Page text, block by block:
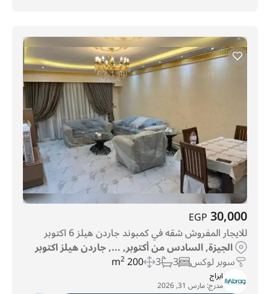
30,000
EGP
للايجار المفروش شقه في كمبوند جاردن هيلز 6 اكتوبر
الجيزة, السادس من أكتوبر, ..., جاردن هيلز اكتوبر
سوبر لوكس 3
3
200 m
2
ابراج
مدرج:مارس 31, 2026